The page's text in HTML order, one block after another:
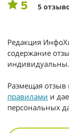
5 5
Редакция
содержание
индивидуальны.
Размещая отзыв
правилами и
персональных